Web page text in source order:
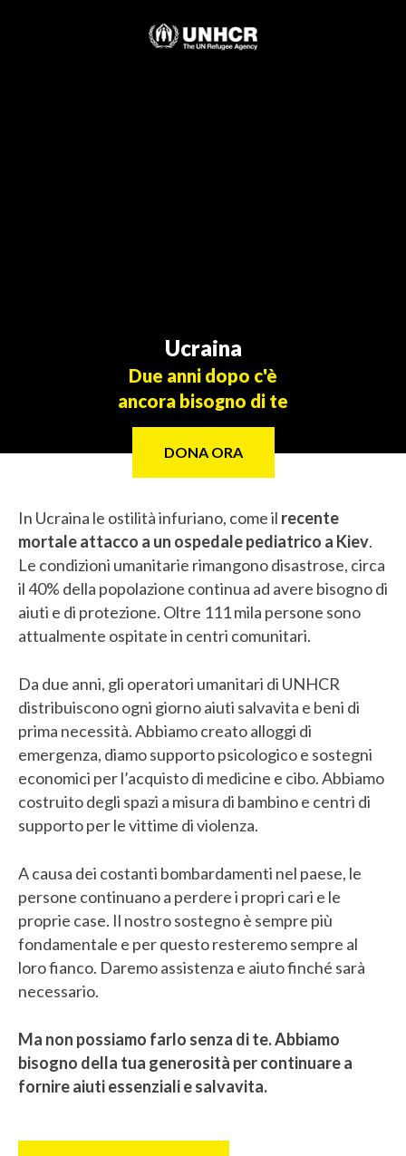
Ucraina
Due anni dopo c'è
ancora bisogno di te
DONA ORA
In Ucraina le ostilità infuriano, come il recente
mortale attacco a un ospedale pediatrico a Kiev.
Le condizioni umanitarie rimangono disastrose, circa
il 40% della popolazione continua ad avere bisogno di
aiuti e di protezione. Oltre 111 mila persone sono
attualmente ospitate in centri comunitari.
Da due anni, gli operatori umanitari di UNHCR
distribuiscono ogni giorno aiuti salvavita e beni di
prima necessità. Abbiamo creato alloggi di
emergenza, diamo supporto psicologico e sostegni
economici per l’acquisto di medicine e cibo. Abbiamo
costruito degli spazi a misura di bambino e centri di
supporto per le vittime di violenza.
A causa dei costanti bombardamenti nel paese, le
persone continuano a perdere i propri cari e le
proprie case. Il nostro sostegno è sempre più
fondamentale e per questo resteremo sempre al
loro fianco. Daremo assistenza e aiuto finché sarà
necessario.
Ma non possiamo farlo senza di te. Abbiamo
bisogno della tua generosità per continuare a
fornire aiuti essenziali e salvavita.